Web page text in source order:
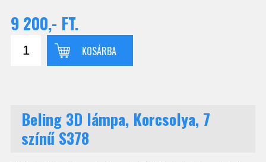
9 200,- FT.
KOSÁRBA
Beling 3D lámpa, Korcsolya, 7
színű S378